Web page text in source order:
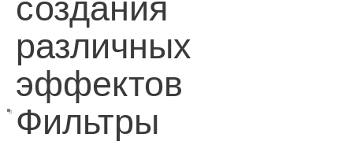
создания
различных
эффектов
Фильтры